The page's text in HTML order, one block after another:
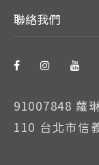
聯絡我們
91007848 蘿
110 台北市信
我們使用